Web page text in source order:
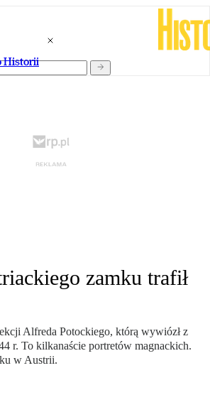
Historii
zamku trafił
Alfreda Potockiego, którą wywiózł z
r. To kilkanaście portretów magnackich.
w Austrii.